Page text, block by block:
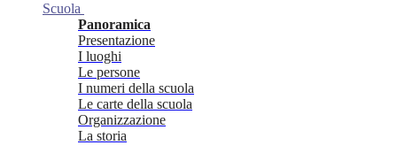
Scuola
Panoramica
Presentazione
I luoghi
Le persone
I numeri della scuola
Le carte della scuola
Organizzazione
La storia